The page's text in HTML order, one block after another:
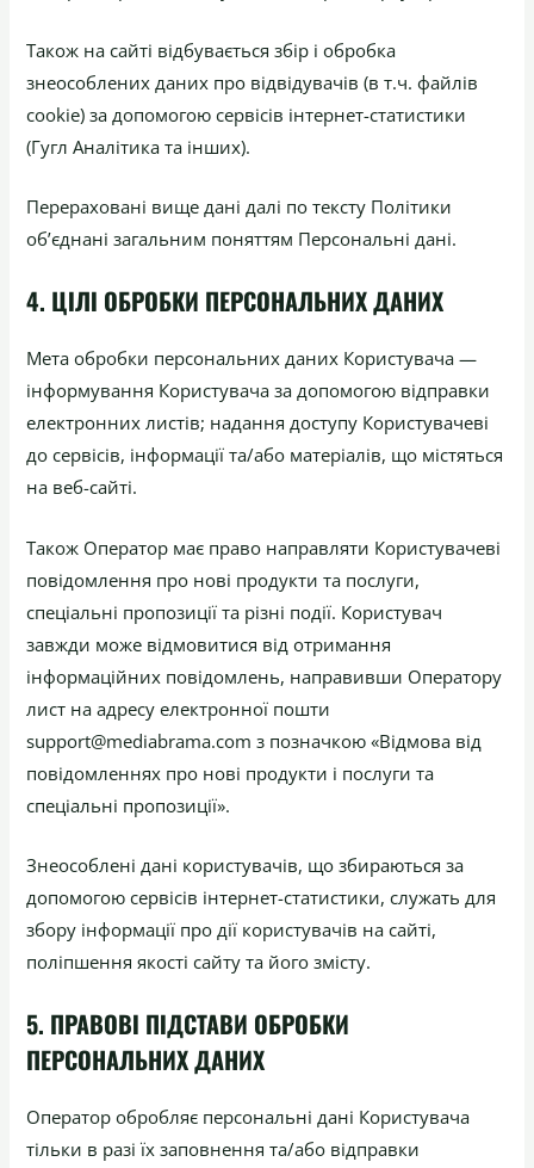
Також на сайті відбувається збір і обробка
знеособлених даних про відвідувачів (в т.ч. файлів
cookie) за допомогою сервісів інтернет-статистики
(Гугл Аналітика та інших).
Перераховані вище дані далі по тексту Політики
об’єднані загальним поняттям Персональні дані.
4. ЦІЛІ ОБРОБКИ ПЕРСОНАЛЬНИХ ДАНИХ
Мета обробки персональних даних Користувача —
інформування Користувача за допомогою відправки
електронних листів; надання доступу Користувачеві
до сервісів, інформації та/або матеріалів, що містяться
на веб-сайті.
Також Оператор має право направляти Користувачеві
повідомлення про нові продукти та послуги,
спеціальні пропозиції та різні події. Користувач
завжди може відмовитися від отримання
інформаційних повідомлень, направивши Оператору
лист на адресу електронної пошти
support@mediabrama.com з позначкою «Відмова від
повідомленнях про нові продукти і послуги та
спеціальні пропозиції».
Знеособлені дані користувачів, що збираються за
допомогою сервісів інтернет-статистики, служать для
збору інформації про дії користувачів на сайті,
поліпшення якості сайту та його змісту.
5. ПРАВОВІ ПІДСТАВИ ОБРОБКИ
ПЕРСОНАЛЬНИХ ДАНИХ
Оператор обробляє персональні дані Користувача
тільки в разі їх заповнення та/або відправки